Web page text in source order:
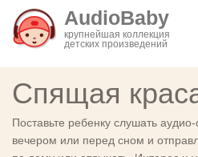
AudioBaby
крупнейшая коллекция
детских произведений
Спящая
Поставьте ребенку слушать
вечером или перед сном и